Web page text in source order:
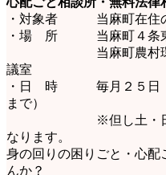
・対象者 当麻町在住
・場 所 当麻町４条東
当麻町農村環境改
議室
・日 時 毎月２５日（
まで）
※但し土・日・祝
なります。
身の回りの困りごと・心
んか？